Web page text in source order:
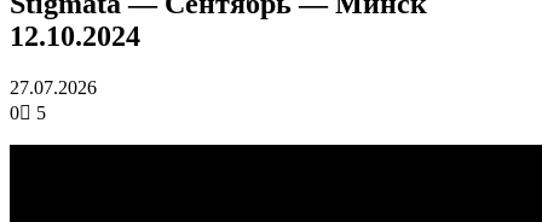
12.10.2024
27.07.2026
0
5